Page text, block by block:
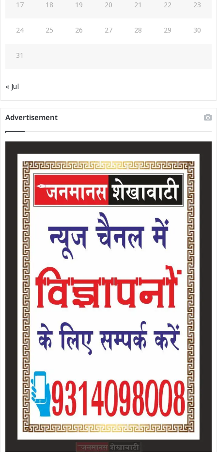
17 18 19 20 21 22 23
24 25 26 27 28 29 30
31
« Jul
Advertisement